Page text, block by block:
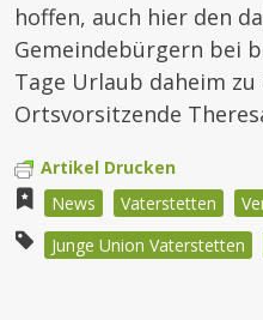
hoffen, auch hier den
Gemeindebürgern bei
Tage Urlaub daheim zu
Ortsvorsitzende
Artikel Drucken
News
Vaterstetten
Junge Union Vaterstetten